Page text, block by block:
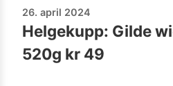
26. april 2024
Helgekupp: Gilde
520g kr 49